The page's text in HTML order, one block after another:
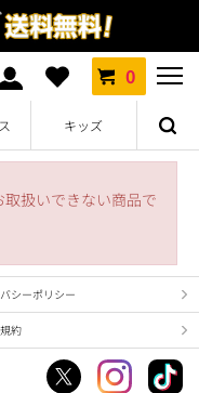
0
キッズ
扱いできない商品で
シーポリシー
約